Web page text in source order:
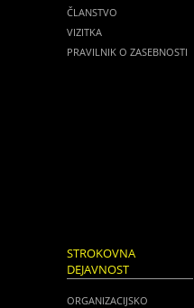
ČLANSTVO
VIZITKA
PRAVILNIK O ZASEBNOSTI
STROKOVNA
DEJAVNOST
ORGANIZACIJSKO